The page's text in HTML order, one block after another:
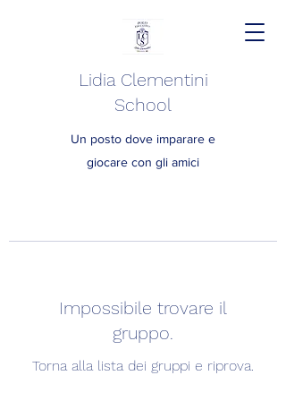
Lidia Clementini
School
Un posto dove imparare e
giocare con gli amici
Impossibile trovare il
gruppo.
Torna alla lista dei gruppi e riprova.